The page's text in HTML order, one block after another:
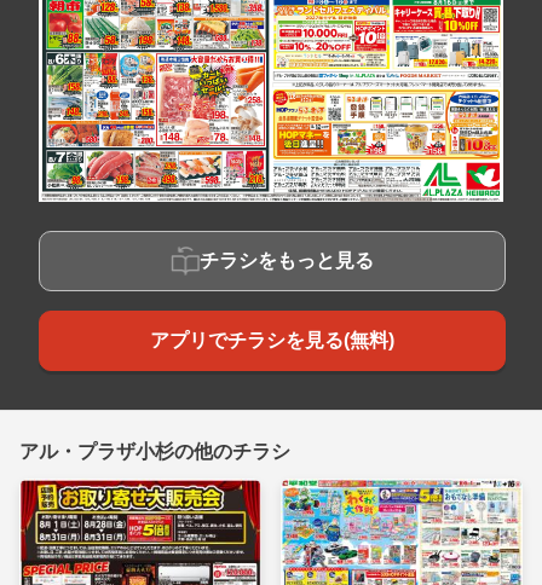
チラシをもっと見る
アプリでチラシを見る(無料)
アル・プラザ小杉の他のチラシ